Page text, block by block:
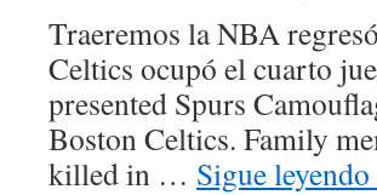
Traeremos la NBA
Celtics ocupó el cuarto
presented Spurs
Boston Celtics. Family
killed in … Sigue leyendo